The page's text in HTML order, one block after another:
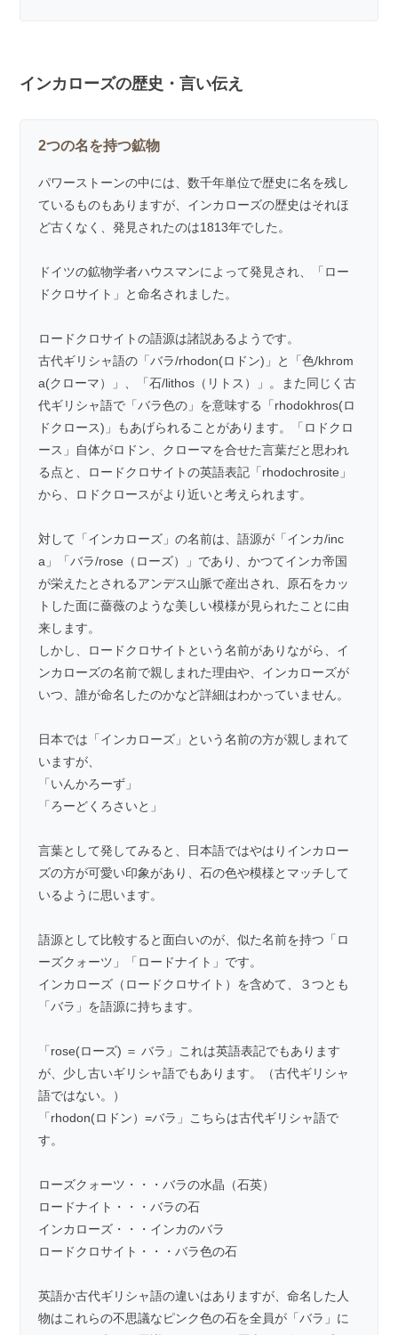
インカローズの歴史・言い伝え
2つの名を持つ鉱物
パワーストーンの中には、数千年単位で歴史に名を残し
ているものもありますが、インカローズの歴史はそれほ
ど古くなく、発見されたのは1813年でした。
ドイツの鉱物学者ハウスマンによって発見され、「ロー
ドクロサイト」と命名されました。
ロードクロサイトの語源は諸説あるようです。
古代ギリシャ語の「バラ/rhodon(ロドン)」と「色/khrom
a(クローマ）」、「石/lithos（リトス）」。また同じく古
代ギリシャ語で「バラ色の」を意味する「rhodokhros(ロ
ドクロース)」もあげられることがあります。「ロドクロ
ース」自体がロドン、クローマを合せた言葉だと思われ
る点と、ロードクロサイトの英語表記「rhodochrosite」
から、ロドクロースがより近いと考えられます。
対して「インカローズ」の名前は、語源が「インカ/inc
a」「バラ/rose（ローズ）」であり、かつてインカ帝国
が栄えたとされるアンデス山脈で産出され、原石をカッ
トした面に薔薇のような美しい模様が見られたことに由
来します。
しかし、ロードクロサイトという名前がありながら、イ
ンカローズの名前で親しまれた理由や、インカローズが
いつ、誰が命名したのかなど詳細はわかっていません。
日本では「インカローズ」という名前の方が親しまれて
いますが、
「いんかろーず」
「ろーどくろさいと」
言葉として発してみると、日本語ではやはりインカロー
ズの方が可愛い印象があり、石の色や模様とマッチして
いるように思います。
語源として比較すると面白いのが、似た名前を持つ「 ロ
ーズクォーツ 」「 ロードナイト 」です。
インカローズ（ロードクロサイト）を含めて、３つとも
「バラ」を語源に持ちます。
「rose(ローズ) ＝ バラ」これは英語表記でもあります
が、少し古いギリシャ語でもあります。（古代ギリシャ
語ではない。）
「rhodon(ロドン）=バラ」こちらは古代ギリシャ語で
す。
ローズクォーツ・・・バラの水晶（石英）
ロードナイト・・・バラの石
インカローズ・・・インカのバラ
ロードクロサイト・・・バラ色の石
英語か古代ギリシャ語の違いはありますが、命名した人
物はこれらの不思議なピンク色の石を全員が「バラ」に